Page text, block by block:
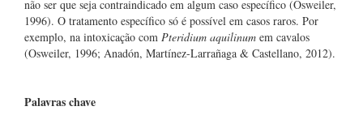
não ser que seja contraindicado em algum caso específico (Osweiler,
1996). O tratamento específico só é possível em casos raros. Por
exemplo, na intoxicação com Pteridium aquilinum em cavalos
(Osweiler, 1996; Anadón, Martínez-Larrañaga & Castellano, 2012).
Palavras chave